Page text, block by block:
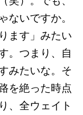
ないですか。
ます」みたい
。つまり、自
みたいな。そ
を絶った時点
、全ウェイト